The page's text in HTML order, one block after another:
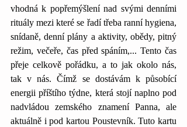
vhodná k popřemýšlení nad svými denními
rituály mezi které se řadí třeba ranní hygiena,
snídaně, denní plány a aktivity, obědy, pitný
režim, večeře, čas před spáním,... Tento čas
přeje celkově pořádku, a to jak okolo nás,
tak v nás. Čímž se dostávám k působící
energii příštího týdne, která stojí naplno pod
nadvládou zemského znamení Panna, ale
aktuálně i pod kartou Poustevník. Tuto kartu